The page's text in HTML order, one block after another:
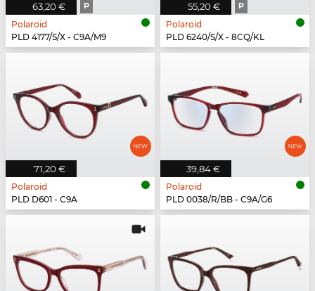
63,20 € P
Polaroid
PLD 4177/S/X - C9A/M9
55,20 € P
Polaroid
PLD 6240/S/X - 8CQ/KL
71,20 €
Polaroid
PLD D601 - C9A
39,84 €
Polaroid
PLD 0038/R/BB - C9A/G6